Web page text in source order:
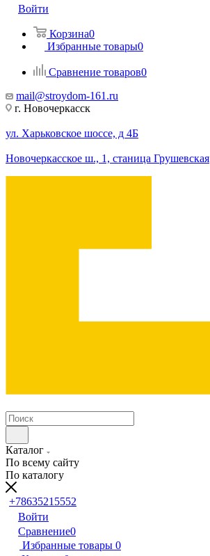
Войти
Корзина0
Избранные товары0
Сравнение товаров0
mail@stroydom-161.ru
г. Новочеркасск
ул. Харьковское шоссе, д 4Б
Новочеркасское ш., 1, станица Грушевская
Каталог
По всему сайту
По каталогу
+78635215552
Войти
Сравнение0
Избранные товары 0